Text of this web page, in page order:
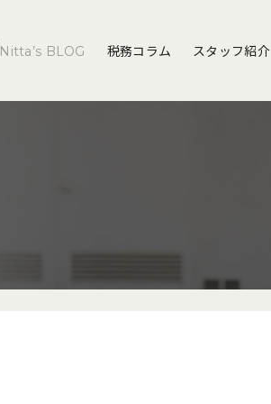
Nitta’s BLOG 税務コラム スタッフ紹介